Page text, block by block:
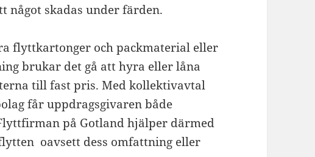
något skadas under färden.
flyttkartonger och packmaterial eller
brukar det gå att hyra eller låna
till fast pris. Med kollektivavtal
får uppdragsgivaren både
på Gotland hjälper därmed
oavsett dess omfattning eller